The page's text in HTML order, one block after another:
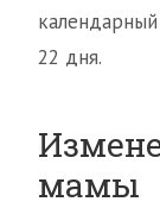
22 дня.
мамы